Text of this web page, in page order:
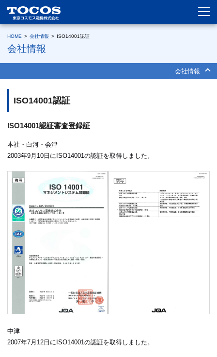
HOME > 会社情報 > ISO14001認証
会社情報
会社情報
ISO14001認証
ISO14001認証審査登録証
本社・白河・会津
2003年9月10日にISO14001の認証を取得しました。
中津
2007年7月12日にISO14001の認証を取得しました。